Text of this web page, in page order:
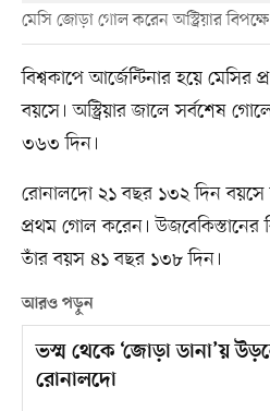
মেসি জোড়া গোল করেন অস্ট্রিয়ার বিপক্ষে
বিশ্বকাপে আর্জেন্টিনার হয়ে
বয়সে। অস্ট্রিয়ার জালে সর্বশেষ
৩৬৩ দিন।
রোনালদো ২১ বছর ১৩২ দিন বয়সে
প্রথম গোল করেন।
তাঁর বয়স ৪১ বছর ১৩৮ দিন।
আরও পড়ুন
ভস্ম থেকে ‘জোড়া ডানা’য়
রোনালদো